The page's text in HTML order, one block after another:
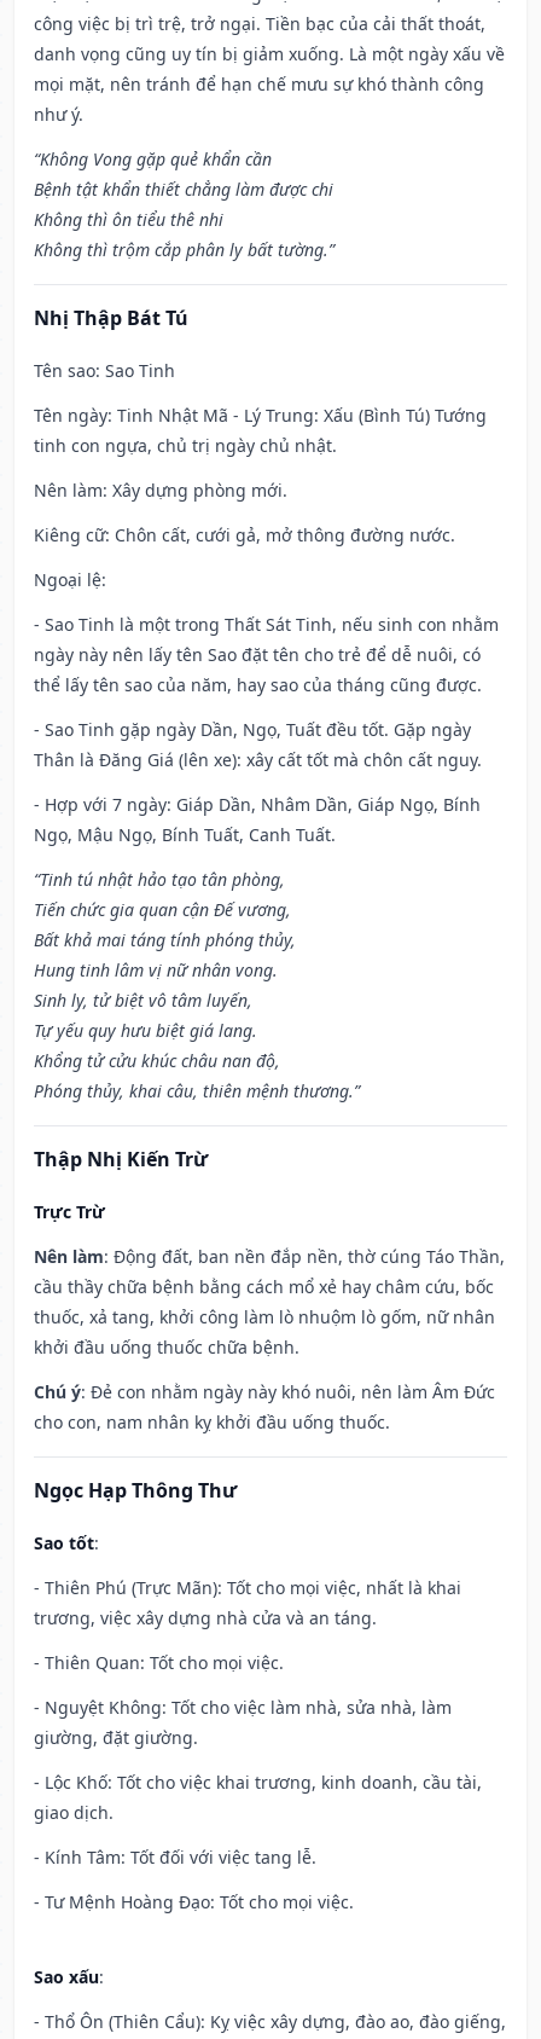
công việc bị trì trệ, trở ngại. Tiền bạc của cải thất thoát,
danh vọng cũng uy tín bị giảm xuống. Là một ngày xấu về
mọi mặt, nên tránh để hạn chế mưu sự khó thành công
như ý.
“Không Vong gặp quẻ khẩn cần
Bệnh tật khẩn thiết chẳng làm được chi
Không thì ôn tiểu thê nhi
Không thì trộm cắp phân ly bất tường.”
Nhị Thập Bát Tú
Tên sao: Sao Tinh
Tên ngày: Tinh Nhật Mã - Lý Trung: Xấu (Bình Tú) Tướng
tinh con ngựa, chủ trị ngày chủ nhật.
Nên làm: Xây dựng phòng mới.
Kiêng cữ: Chôn cất, cưới gả, mở thông đường nước.
Ngoại lệ:
- Sao Tinh là một trong Thất Sát Tinh, nếu sinh con nhằm
ngày này nên lấy tên Sao đặt tên cho trẻ để dễ nuôi, có
thể lấy tên sao của năm, hay sao của tháng cũng được.
- Sao Tinh gặp ngày Dần, Ngọ, Tuất đều tốt. Gặp ngày
Thân là Đăng Giá (lên xe): xây cất tốt mà chôn cất nguy.
- Hợp với 7 ngày: Giáp Dần, Nhâm Dần, Giáp Ngọ, Bính
Ngọ, Mậu Ngọ, Bính Tuất, Canh Tuất.
“Tinh tú nhật hảo tạo tân phòng,
Tiến chức gia quan cận Đế vương,
Bất khả mai táng tính phóng thủy,
Hung tinh lâm vị nữ nhân vong.
Sinh ly, tử biệt vô tâm luyến,
Tự yếu quy hưu biệt giá lang.
Khổng tử cửu khúc châu nan độ,
Phóng thủy, khai câu, thiên mệnh thương.”
Thập Nhị Kiến Trừ
Trực Trừ
Nên làm: Động đất, ban nền đắp nền, thờ cúng Táo Thần,
cầu thầy chữa bệnh bằng cách mổ xẻ hay châm cứu, bốc
thuốc, xả tang, khởi công làm lò nhuộm lò gốm, nữ nhân
khởi đầu uống thuốc chữa bệnh.
Chú ý: Đẻ con nhằm ngày này khó nuôi, nên làm Âm Đức
cho con, nam nhân kỵ khởi đầu uống thuốc.
Ngọc Hạp Thông Thư
Sao tốt:
- Thiên Phú (Trực Mãn): Tốt cho mọi việc, nhất là khai
trương, việc xây dựng nhà cửa và an táng.
- Thiên Quan: Tốt cho mọi việc.
- Nguyệt Không: Tốt cho việc làm nhà, sửa nhà, làm
giường, đặt giường.
- Lộc Khố: Tốt cho việc khai trương, kinh doanh, cầu tài,
giao dịch.
- Kính Tâm: Tốt đối với việc tang lễ.
- Tư Mệnh Hoàng Đạo: Tốt cho mọi việc.
Sao xấu:
- Thổ Ôn (Thiên Cẩu): Kỵ việc xây dựng, đào ao, đào giếng,